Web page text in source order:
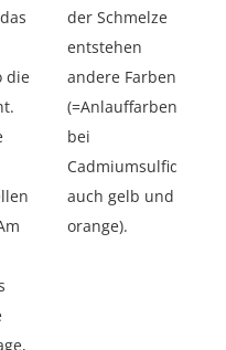
die
der Schmelze
entstehen
andere Farben
(=Anlauffarben,
bei
Cadmiumsulfid
auch gelb und
orange).